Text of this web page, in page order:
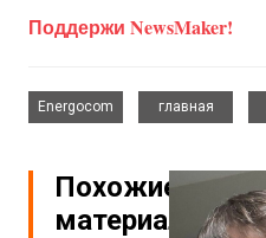
Поддержи NewsMaker!
Energocom
главная
Похожие
материалы